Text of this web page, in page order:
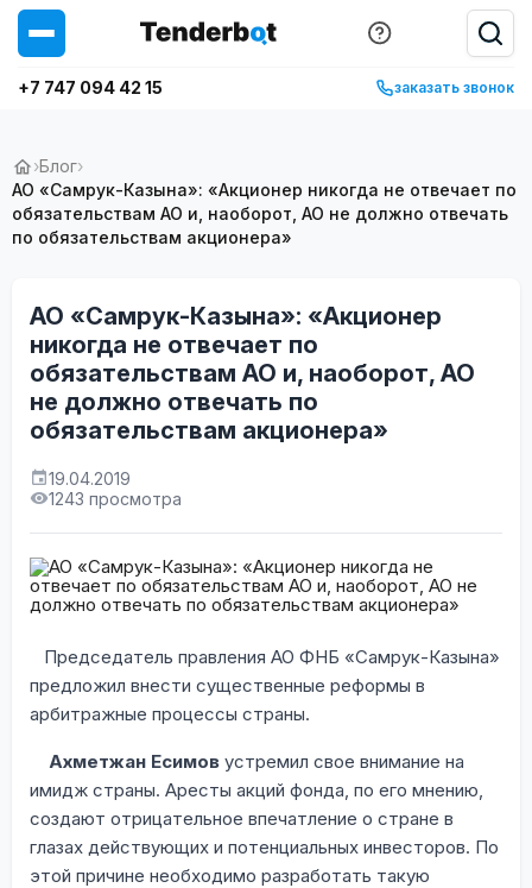
+7 747 094 42 15 заказать звонок
›Блог›
АО «Самрук-Казына»: «Акционер никогда не отвечает по
обязательствам АО и, наоборот, АО не должно отвечать
по обязательствам акционера»
АО «Самрук-Казына»: «Акционер
никогда не отвечает по
обязательствам АО и, наоборот, АО
не должно отвечать по
обязательствам акционера»
19.04.2019
1243 просмотра
Председатель правления АО ФНБ «Самрук-Казына»
предложил внести существенные реформы в
арбитражные процессы страны.
Ахметжан Есимов устремил свое внимание на
имидж страны. Аресты акций фонда, по его мнению,
создают отрицательное впечатление о стране в
глазах действующих и потенциальных инвесторов. По
этой причине необходимо разработать такую